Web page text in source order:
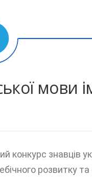
мови
знавців
розвитку